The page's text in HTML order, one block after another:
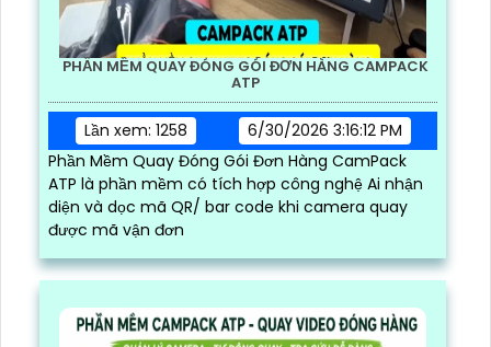
PHẦN MỀM QUAY ĐÓNG GÓI ĐƠN HÀNG CAMPACK
ATP
Lần xem: 1258
6/30/2026 3:16:12 PM
Phần Mềm Quay Đóng Gói Đơn Hàng CamPack
ATP là phần mềm có tích hợp công nghệ Ai nhận
diện và dọc mã QR/ bar code khi camera quay
được mã vận đơn